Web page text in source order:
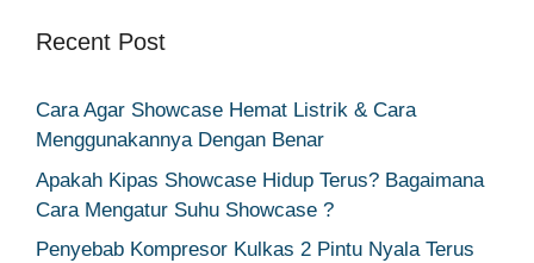
Recent Post
Cara Agar Showcase Hemat Listrik & Cara
Menggunakannya Dengan Benar
Apakah Kipas Showcase Hidup Terus? Bagaimana
Cara Mengatur Suhu Showcase ?
Penyebab Kompresor Kulkas 2 Pintu Nyala Terus